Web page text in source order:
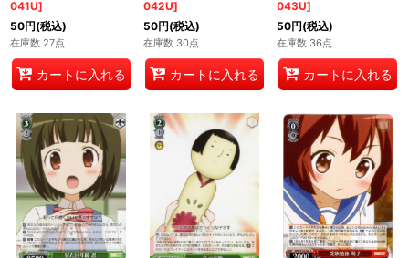
041U]
50円(税込)
在庫数 27点
カートに入れる
042U]
50円(税込)
在庫数 30点
カートに入れる
043U]
50円(税込)
在庫数 36点
カートに入れる